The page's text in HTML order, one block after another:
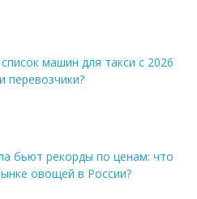
машин для такси с 2026
перевозчики?
бьют рекорды по ценам: что
овощей в России?